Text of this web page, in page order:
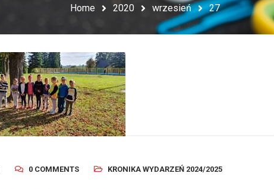
Home 2020 wrzesień 27
0 COMMENTS KRONIKA WYDARZEŃ 2024/2025